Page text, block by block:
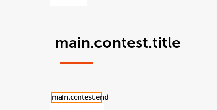
main.contest.title
main.contest.end